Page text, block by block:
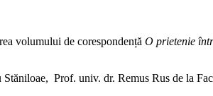
volumului de corespondență O prietenie
Prof. univ. dr. Remus Rus de la